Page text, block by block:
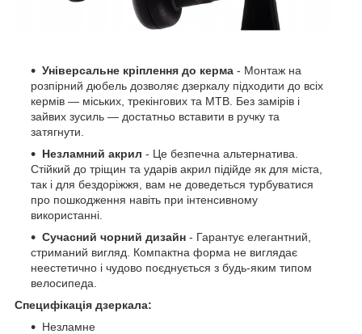
Універсальне кріплення до керма - Монтаж на
розпірний дюбель дозволяє дзеркалу підходити до всіх
кермів — міських, трекінгових та MTB. Без замірів і
зайвих зусиль — достатньо вставити в ручку та
затягнути.
Незламний акрил - Це безпечна альтернатива.
Стійкий до тріщин та ударів акрил підійде як для міста,
так і для бездоріжжя, вам не доведеться турбуватися
про пошкодження навіть при інтенсивному
використанні.
Сучасний чорний дизайн - Гарантує елегантний,
стриманий вигляд. Компактна форма не виглядає
неестетично і чудово поєднується з будь-яким типом
велосипеда.
Специфікація дзеркала:
Незламне